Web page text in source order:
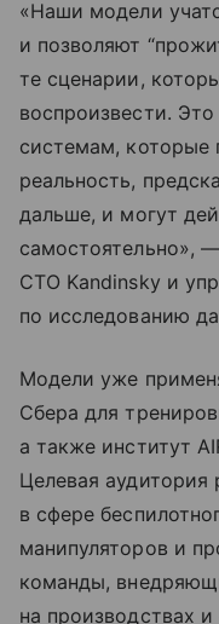
«Наши модели
и позволяют
те сценарии,
воспроизвести.
системам, которые
реальность,
дальше, и могут
самостоятельно»,
CTO Kandinsky и
по исследованию
Модели уже
Сбера для
а также институт
Целевая
в сфере
манипуляторов и
команды,
на производствах